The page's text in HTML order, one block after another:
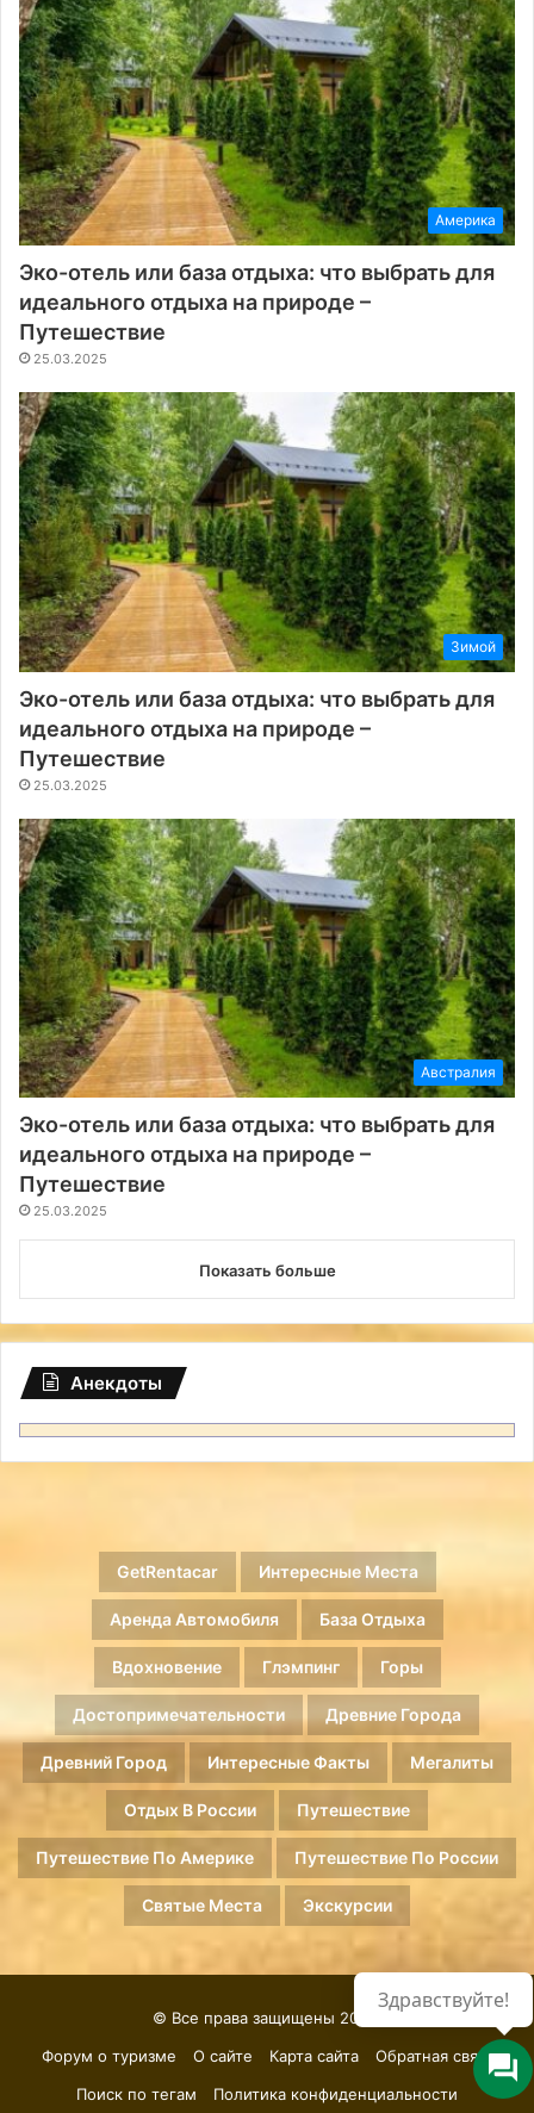
Америка
Эко-отель или база отдыха: что выбрать для
идеального отдыха на природе –
Путешествие
25.03.2025
Зимой
Эко-отель или база отдыха: что выбрать для
идеального отдыха на природе –
Путешествие
25.03.2025
Австралия
Эко-отель или база отдыха: что выбрать для
идеального отдыха на природе –
Путешествие
25.03.2025
Показать больше
Анекдоты
GetRentacar Интересные Места
Аренда Автомобиля База Отдыха
Вдохновение Глэмпинг Горы
Достопримечательности Древние Города
Древний Город Интересные Факты Мегалиты
Отдых В России Путешествие
Путешествие По Америке Путешествие По России
Святые Места Экскурсии
© Все права защищены 2026.
Форум о туризме
О сайте Карта сайта
Обратная связь
Поиск по тегам
Политика конфиденциальности
Здравствуйте!